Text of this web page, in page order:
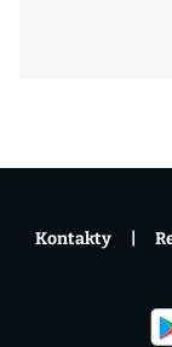
Kontakty